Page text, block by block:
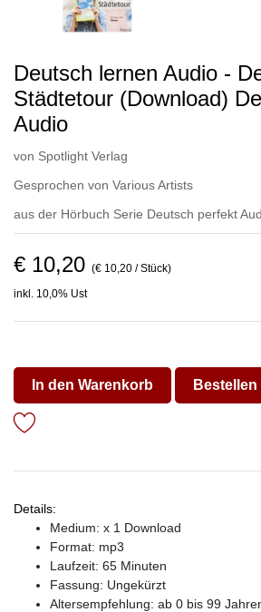
Deutsch lernen Audio -
Städtetour (Download)
Audio
von Spotlight Verlag
Gesprochen von Various Artists
aus der Hörbuch Serie Deutsch perfekt
€ 10,20 (€ 10,20 / Stück)
inkl. 10,0% Ust
In den Warenkorb Bestellen
Details:
Medium: x 1 Download
Format: mp3
Laufzeit: 65 Minuten
Fassung: Ungekürzt
Altersempfehlung: ab 0 bis 99